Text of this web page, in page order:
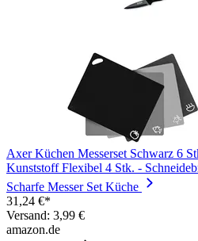
Axer Küchen Messerset Schwarz 6
Kunststoff Flexibel 4 Stk. -
Scharfe Messer Set Küche
31,24 €*
Versand: 3,99 €
amazon.de